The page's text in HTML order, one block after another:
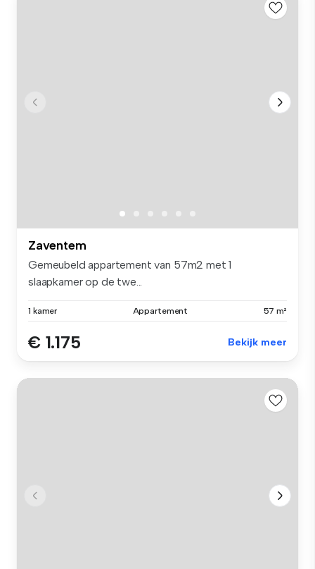
Zaventem
Gemeubeld appartement van 57m2 met 1
slaapkamer op de twe...
1 kamer Appartement 57 m²
€ 1.175 Bekijk meer